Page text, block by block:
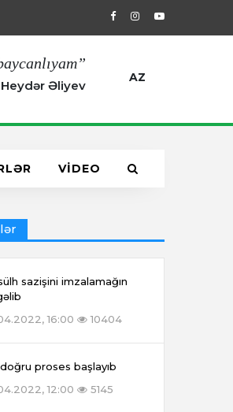
29.04.2022, 16:00 Artıq sülh
Heydər Əliyev
AZ
VİDEO
sazişini imzalamağın
16:00
10404
proses başlayıb
12:00
5145